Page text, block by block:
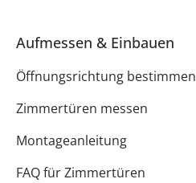
Aufmessen & Einbauen
Öffnungsrichtung bestimmen
Zimmertüren messen
Montageanleitung
FAQ für Zimmertüren